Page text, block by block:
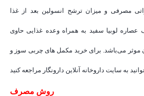
مصرفی و میزان ترشح انسولین بعد از غذا
لوبیا سفید به همراه وعده غذایی حاوی
موثر می‌باشد. برای خرید مکمل های چربی سوز و
روش مصرف